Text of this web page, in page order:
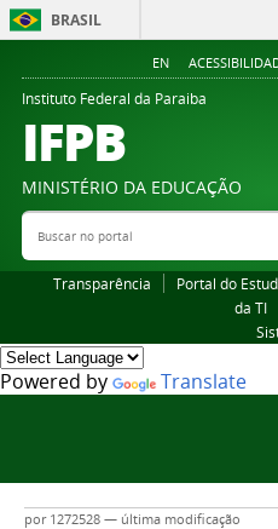
BRASIL
EN
Instituto Federal da Paraiba
IFPB
MINISTÉRIO DA EDUCAÇÃO
Buscar no portal
Transparência Portal do
da TI
Powered by Translate
por 1272528 — última modificação